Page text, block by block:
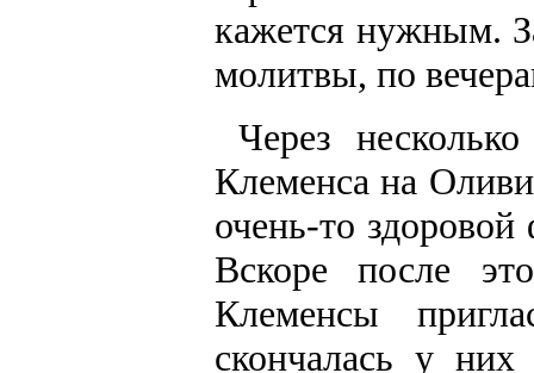
кажется нужным.
молитвы, по
Через
Клеменса на
очень-то
Вскоре после
Клеменсы
скончалась у